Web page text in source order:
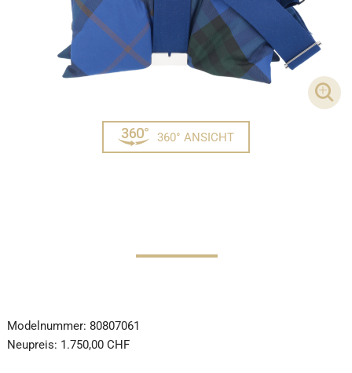
360° ANSICHT
Modelnummer: 80807061
Neupreis: 1.750,00 CHF